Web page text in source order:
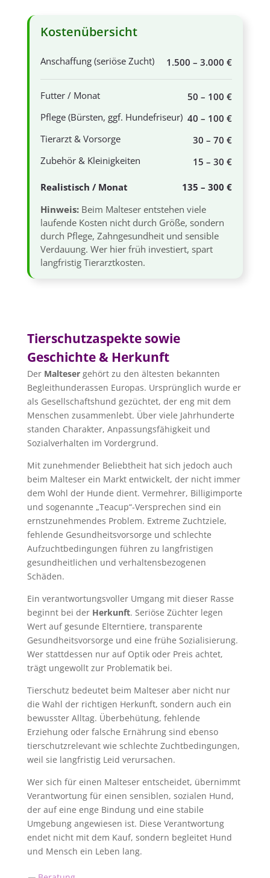
Kostenübersicht
Anschaffung (seriöse Zucht) 1.500 – 3.000 €
Futter / Monat
50 – 100 €
Pflege (Bürsten, ggf. Hundefriseur) 40 – 100 €
Tierarzt & Vorsorge
30 – 70 €
Zubehör & Kleinigkeiten
15 – 30 €
Realistisch / Monat
135 – 300 €
Hinweis:Beim Malteser entstehen viele
laufende Kosten nicht durch Größe, sondern
durch Pflege, Zahngesundheit und sensible
Verdauung. Wer hier früh investiert, spart
langfristig Tierarztkosten.
Tierschutzaspekte sowie
Geschichte & Herkunft
Der Maltesergehört zu den ältesten bekannten
Begleithunderassen Europas. Ursprünglich wurde er
als Gesellschaftshund gezüchtet, der eng mit dem
Menschen zusammenlebt. Über viele Jahrhunderte
standen Charakter, Anpassungsfähigkeit und
Sozialverhalten im Vordergrund.
Mit zunehmender Beliebtheit hat sich jedoch auch
beim Malteser ein Markt entwickelt, der nicht immer
dem Wohl der Hunde dient. Vermehrer, Billigimporte
und sogenannte „Teacup“-Versprechen sind ein
ernstzunehmendes Problem. Extreme Zuchtziele,
fehlende Gesundheitsvorsorge und schlechte
Aufzuchtbedingungen führen zu langfristigen
gesundheitlichen und verhaltensbezogenen
Schäden.
Ein verantwortungsvoller Umgang mit dieser Rasse
beginnt bei der Herkunft. Seriöse Züchter legen
Wert auf gesunde Elterntiere, transparente
Gesundheitsvorsorge und eine frühe Sozialisierung.
Wer stattdessen nur auf Optik oder Preis achtet,
trägt ungewollt zur Problematik bei.
Tierschutz bedeutet beim Malteser aber nicht nur
die Wahl der richtigen Herkunft, sondern auch ein
bewusster Alltag. Überbehütung, fehlende
Erziehung oder falsche Ernährung sind ebenso
tierschutzrelevant wie schlechte Zuchtbedingungen,
weil sie langfristig Leid verursachen.
Wer sich für einen Malteser entscheidet, übernimmt
Verantwortung für einen sensiblen, sozialen Hund,
der auf eine enge Bindung und eine stabile
Umgebung angewiesen ist. Diese Verantwortung
endet nicht mit dem Kauf, sondern begleitet Hund
und Mensch ein Leben lang.